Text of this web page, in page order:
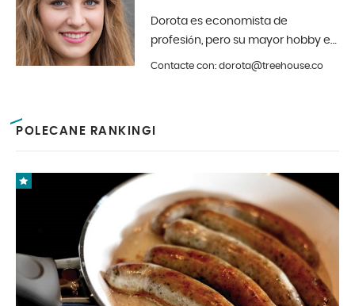
Dorota es economista de
profesión, pero su mayor hobby es
la fotografía y el diseño de
Contacte con: dorota@treehouse.co
POLECANE RANKINGI